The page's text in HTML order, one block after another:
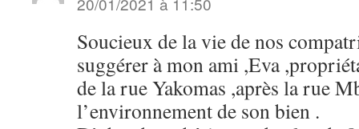
Soucieux de la vie de nos
suggérer à mon ami ,Eva
de la rue Yakomas ,après la rue
l’environnement de son bien .